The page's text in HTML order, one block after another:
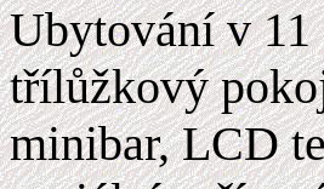
Ubytování v
třílůžkový
minibar, LCD